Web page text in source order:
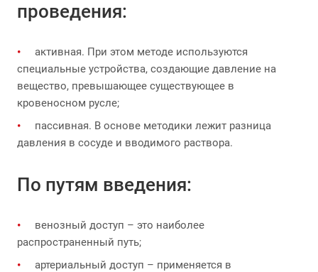
проведения:
активная. При этом методе используются
специальные устройства, создающие давление на
вещество, превышающее существующее в
кровеносном русле;
пассивная. В основе методики лежит разница
давления в сосуде и вводимого раствора.
По путям введения:
венозный доступ – это наиболее
распространенный путь;
артериальный доступ – применяется в